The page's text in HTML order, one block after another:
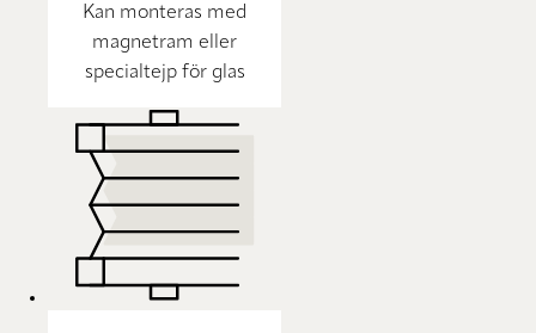
Kan monteras med
magnetram eller
specialtejp för glas